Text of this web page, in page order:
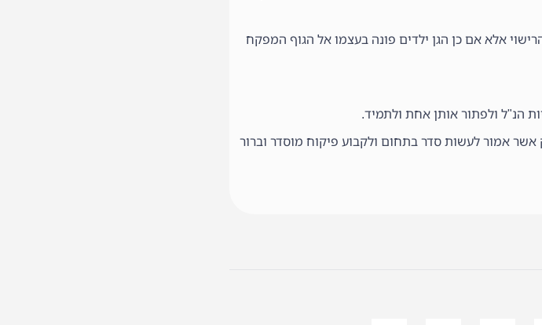
אלא אם כן הגן ילדים פונה בעצמו אל הגוף המפקח
הנ"ל ולפתור אותן אחת ולתמיד.
אשר אמור לעשות סדר בתחום ולקבוע פיקוח מוסדר וברור